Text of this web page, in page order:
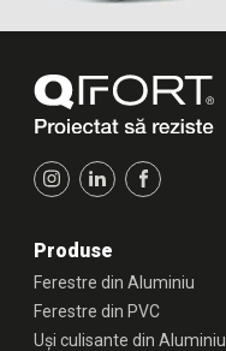
Produse
Ferestre din Aluminiu
Ferestre din PVC
Uși culisante din Aluminiu